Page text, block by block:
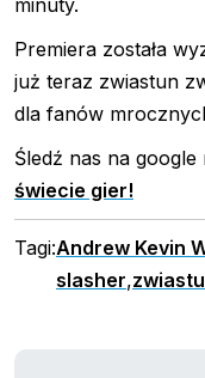
Premiera została
już teraz zwiastun
dla fanów
Śledź nas na google
świecie gier!
Tagi:Andrew Kevin
slasher,